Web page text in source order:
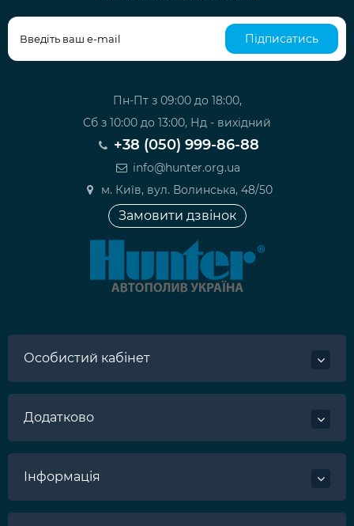
Підписатись
Пн-Пт з 09:00 до 18:00,
Сб з 10:00 до 13:00, Нд - вихідний
+38 (050) 999-86-88
info@hunter.org.ua
м. Київ, вул. Волинська, 48/50
Замовити дзвінок
Особистий кабінет
Додатково
Інформація